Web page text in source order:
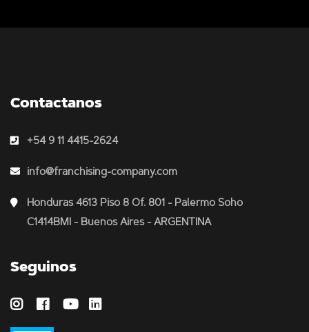
Contactanos
+54 9 11 4415-2624
info@franchising-company.com
Honduras 4613 Piso 8 Of. 801 - Palermo Soho
C1414BMI - Buenos Aires - ARGENTINA
Seguinos